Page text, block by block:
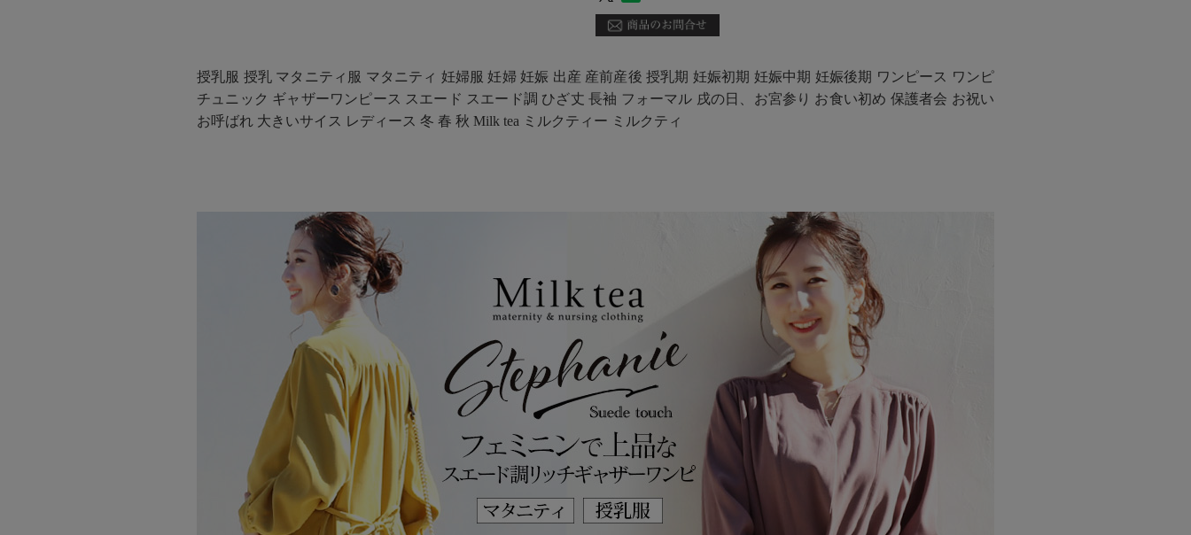
授乳服 授乳 マタニティ服 マタニティ 妊婦服 妊婦 妊娠 出産 産前産後 授乳期 妊娠初期 妊娠中期 妊娠後期 ワンピース ワンピ
チュニック ギャザーワンピース スエード スエード調 ひざ丈 長袖 フォーマル 戌の日、お宮参り お食い初め 保護者会 お祝い
お呼ばれ 大きいサイス レディース 冬 春 秋 Milk tea ミルクティー ミルクティ